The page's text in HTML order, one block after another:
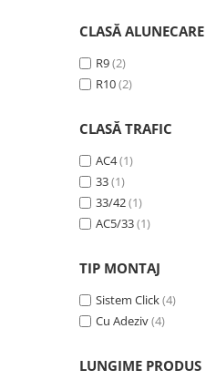
CLASĂ ALUNECARE
R9(2)
R10(2)
CLASĂ TRAFIC
AC4(1)
33(1)
33/42(1)
AC5/33(1)
TIP MONTAJ
Sistem Click(4)
Cu Adeziv(4)
LUNGIME PRODUS